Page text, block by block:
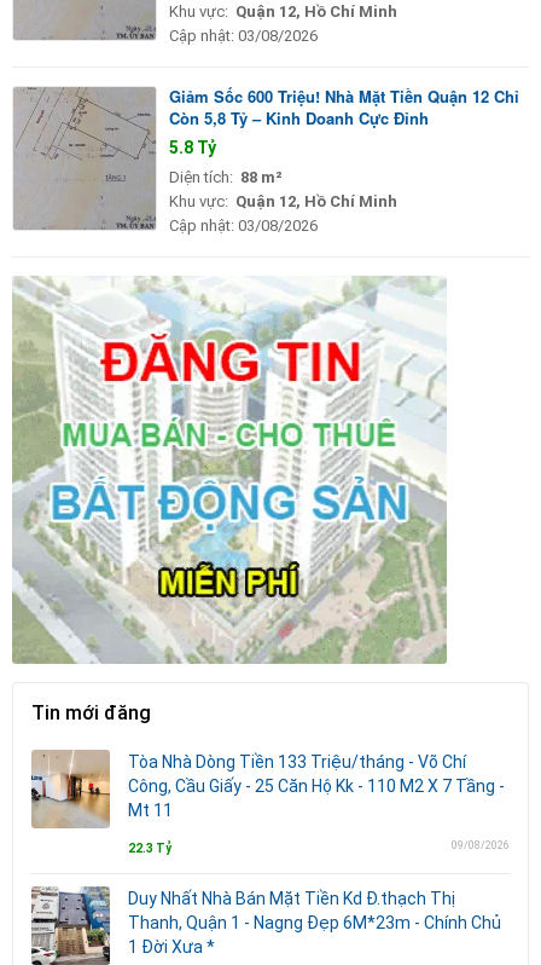
Khu vực: Quận 12, Hồ Chí Minh
Cập nhật: 03/08/2026
Giảm Sốc 600 Triệu! Nhà Mặt Tiền Quận 12 Chỉ
Còn 5,8 Tỷ – Kinh Doanh Cực Đỉnh
5.8 Tỷ
Diện tích: 88 m²
Khu vực: Quận 12, Hồ Chí Minh
Cập nhật: 03/08/2026
Tin mới đăng
Tòa Nhà Dòng Tiền 133 Triệu/tháng - Võ Chí
Công, Cầu Giấy - 25 Căn Hộ Kk - 110 M2 X 7 Tầng -
Mt 11
22.3 Tỷ 09/08/2026
Duy Nhất Nhà Bán Mặt Tiền Kd Đ.thạch Thị
Thanh, Quận 1 - Nagng Đẹp 6M*23m - Chính Chủ
1 Đời Xưa *